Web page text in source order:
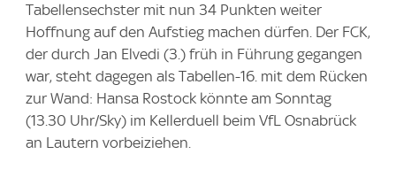
Tabellensechster mit nun 34 Punkten weiter
Hoffnung auf den Aufstieg machen dürfen. Der FCK,
der durch Jan Elvedi (3.) früh in Führung gegangen
war, steht dagegen als Tabellen-16. mit dem Rücken
zur Wand: Hansa Rostock könnte am Sonntag
(13.30 Uhr/Sky) im Kellerduell beim VfL Osnabrück
an Lautern vorbeiziehen.